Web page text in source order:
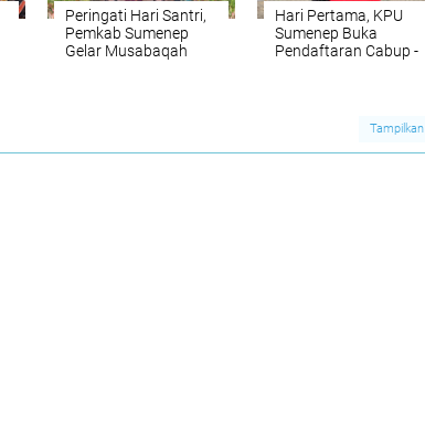
Peringati Hari Santri,
Pemkab Sumenep
Gelar Musabaqah
Hari Pertama, KPU
Sumenep Buka
Pendaftaran Cabup -
Tampilkan